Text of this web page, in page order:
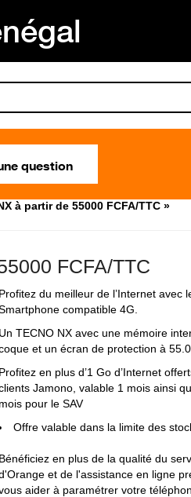
question
à partir de 55000 FCFA/TTC »
FCFA/TTC
Profitez du meilleur de l’Internet avec
compatible 4G.
Un TECNO NX avec une mémoire
et un écran de protection à
Profitez en plus d’1 Go d’Internet
Jamono, valable 1 mois ainsi
mois pour le SAV
Offre valable dans la limite des
Bénéficiez en plus de la qualité du
et de l'assistance en ligne
aider à paramétrer votre